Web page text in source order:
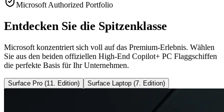
Microsoft Authorized Portfolio
Entdecken Sie die Spitzenklasse
Microsoft konzentriert sich voll auf das Premium-Erlebnis. Wählen
Sie aus den beiden offiziellen High-End Copilot+ PC Flaggschiffen
die perfekte Basis für Ihr Unternehmen.
Surface Pro (11. Edition) Surface Laptop (7. Edition)